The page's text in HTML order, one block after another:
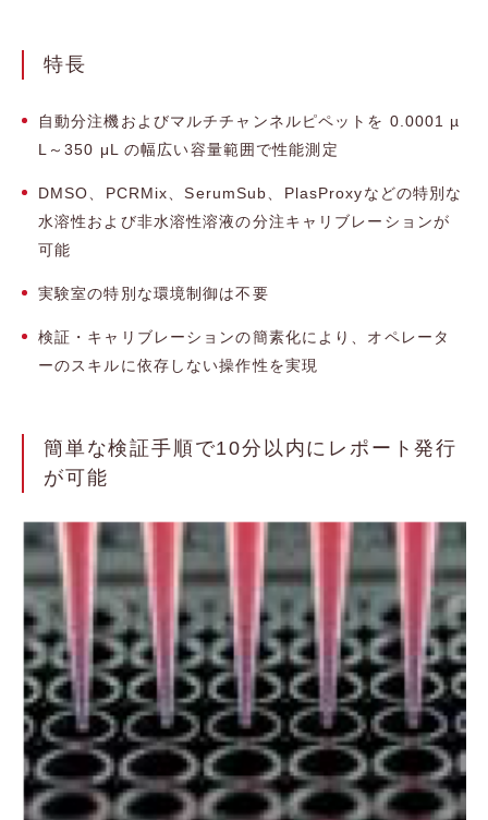
特長
自動分注機およびマルチチャンネルピペットを 0.0001 µ
L～350 μL の幅広い容量範囲で性能測定
DMSO、PCRMix、SerumSub、PlasProxyなどの特別な
水溶性および非水溶性溶液の分注キャリブレーションが
可能
実験室の特別な環境制御は不要
検証・キャリブレーションの簡素化により、オペレータ
ーのスキルに依存しない操作性を実現
簡単な検証手順で10分以内にレポート発行
が可能